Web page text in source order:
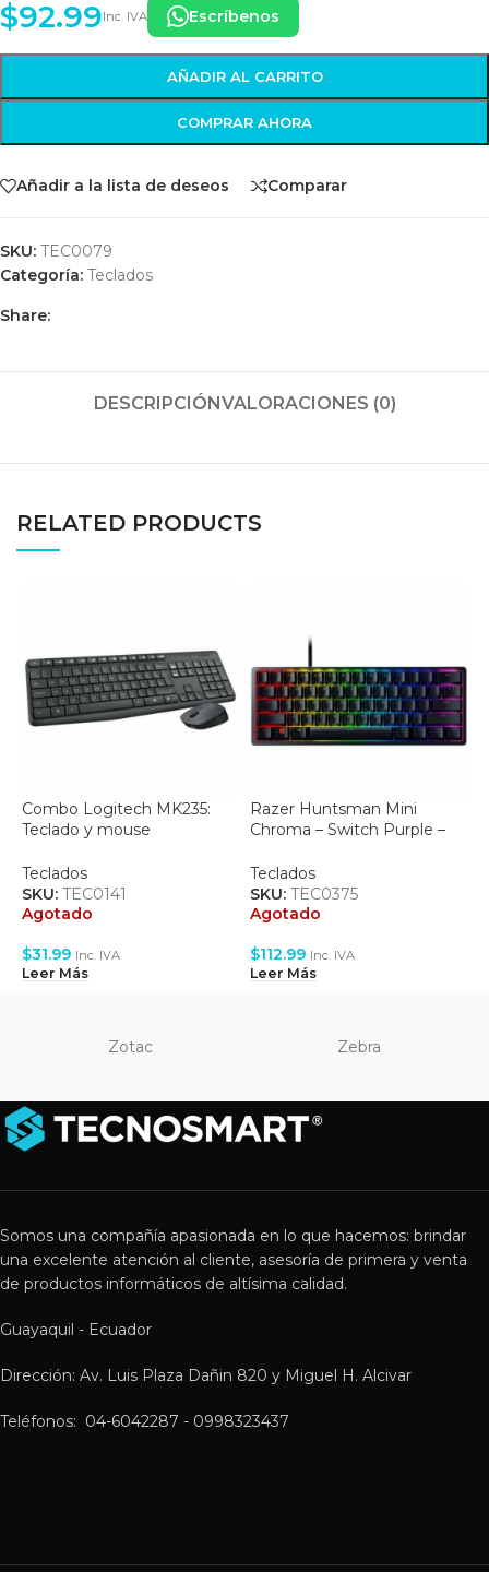
$92.99Inc. IVA Escríbenos
AÑADIR AL CARRITO
COMPRAR AHORA
Añadir a la lista de deseos Comparar
SKU: TEC0079
Categoría: Teclados
Share:
DESCRIPCIÓNVALORACIONES (0)
RELATED PRODUCTS
Combo Logitech MK235:
Teclado y mouse
Teclados
SKU: TEC0141
Agotado
$31.99 Inc. IVA
Leer Más
Razer Huntsman Mini
Chroma – Switch Purple –
Teclados
SKU: TEC0375
Agotado
$112.99 Inc. IVA
Leer Más
Zotac Zebra
Somos una compañía apasionada en lo que hacemos: brindar
una excelente atención al cliente, asesoría de primera y venta
de productos informáticos de altísima calidad.
Guayaquil - Ecuador
Dirección: Av. Luis Plaza Dañin 820 y Miguel H. Alcivar
Teléfonos: 04-6042287 - 0998323437